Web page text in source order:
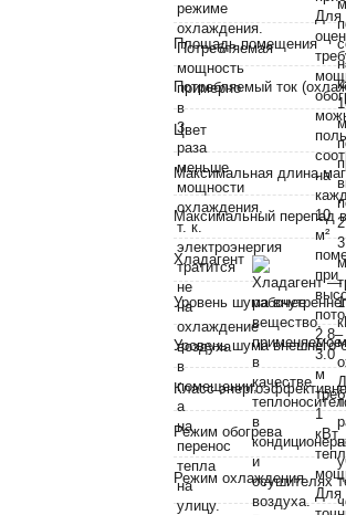
Площадь помещения
Потребляемый ток
Цвет
Максимальная длина
Максимальный перепад
Хладагент
Уровень шума
Уровень шума внешнего
Класс
Режим обогрева
Режим охлаждения